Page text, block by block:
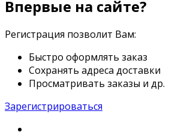
Впервые на сайте?
Регистрация позволит Вам:
Быстро оформлять заказ
Сохранять адреса доставки
Просматривать заказы и др.
Зарегистрироваться